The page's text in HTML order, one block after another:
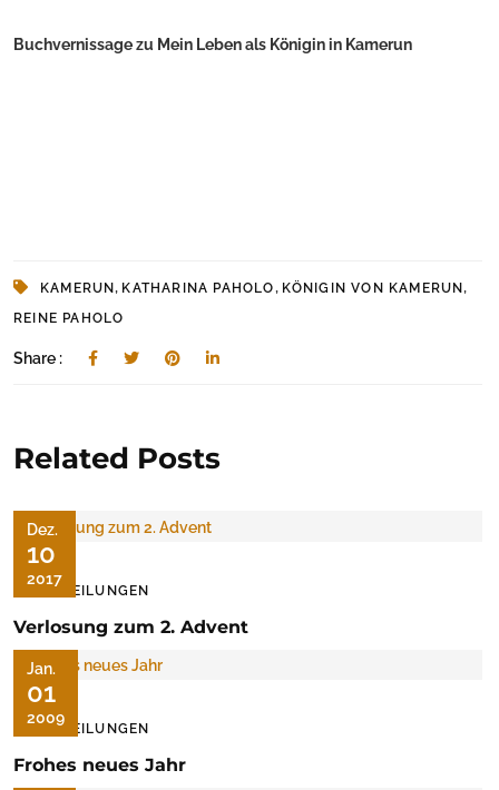
Buchvernissage zu Mein Leben als Königin in Kamerun
KAMERUN, KATHARINA PAHOLO, KÖNIGIN VON KAMERUN,
REINE PAHOLO
Share :
Related Posts
Dez.
10
2017
MITTEILUNGEN
Verlosung zum 2. Advent
Jan.
01
2009
MITTEILUNGEN
Frohes neues Jahr